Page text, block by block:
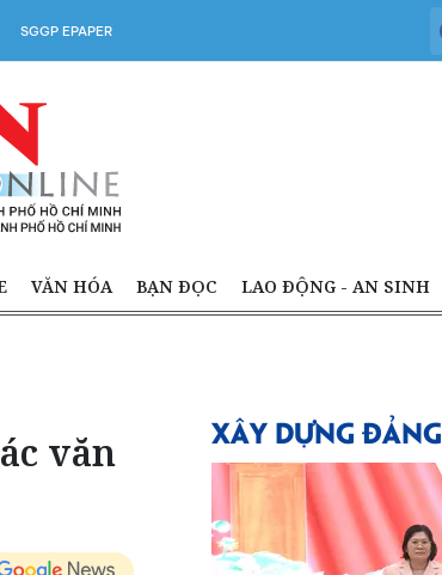
SGGP EPAPER
VĂN HÓA BẠN ĐỌC LAO ĐỘNG - AN SINH
văn
XÂY DỰNG ĐẢNG